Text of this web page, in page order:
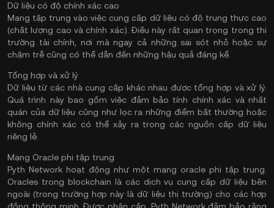
Dữ liệu có độ chính xác cao
Mạng tập trung vào việc cung cấp dữ liệu có độ trung thực cao
(chất lượng cao và chính xác). Điều này rất quan trọng trong thị
trường tài chính, nơi mà ngay cả những sai sót nhỏ hoặc sự
chậm trễ cũng có thể dẫn đến những hậu quả đáng kể.
Tổng hợp và xử lý
Dữ liệu từ các nhà cung cấp khác nhau được tổng hợp và xử lý.
Quá trình này bao gồm việc đảm bảo tính chính xác và nhất
quán của dữ liệu cũng như lọc ra những điểm bất thường hoặc
không chính xác có thể xảy ra trong các nguồn cấp dữ liệu
riêng lẻ.
Mạng Oracle phi tập trung
Pyth Network hoạt động như một mạng oracle phi tập trung.
Oracles trong blockchain là các dịch vụ cung cấp dữ liệu bên
ngoài (trong trường hợp này là dữ liệu thị trường) cho các hợp